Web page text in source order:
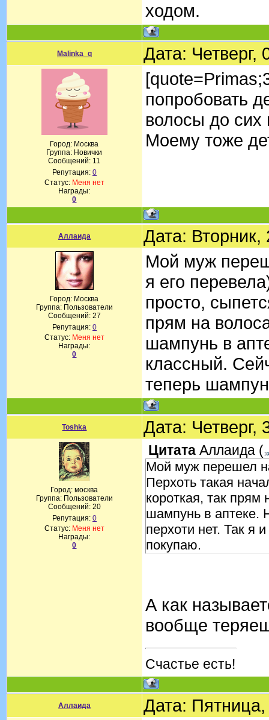
ходом.
Malinka_q Дата:
Город: Москва
Группа: Новички
Сообщений: 11
Репутация: 0
Статус: Меня нет
Награды:
0
попробовать
волосы до сих
Моему тоже
Аллаида Дата:
Город: Москва
Группа: Пользователи
Сообщений: 27
Репутация: 0
Статус: Меня нет
Награды:
0
Мой муж
я его
просто,
прям на
шампунь в
классный.
теперь
Toshka Дата:
Город: москва
Группа: Пользователи
Сообщений: 20
Репутация: 0
Статус: Меня нет
Награды:
0
Цитата Аллаида (
Мой муж перешел
Перхоть такая
короткая, так
шампунь в аптеке.
перхоти нет. Так я
покупаю.
А как
вообще
Счастье есть!
Аллаида Дата: